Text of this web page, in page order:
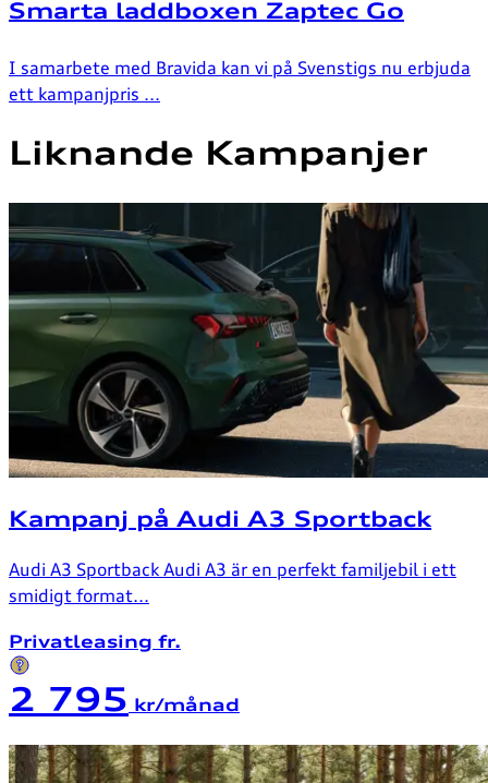
Smarta laddboxen Zaptec Go
I samarbete med Bravida kan vi på Svenstigs nu erbjuda
ett kampanjpris ...
Liknande Kampanjer
Kampanj på Audi A3 Sportback
Audi A3 Sportback Audi A3 är en perfekt familjebil i ett
smidigt format...
Privatleasing fr.
2 795 kr/månad